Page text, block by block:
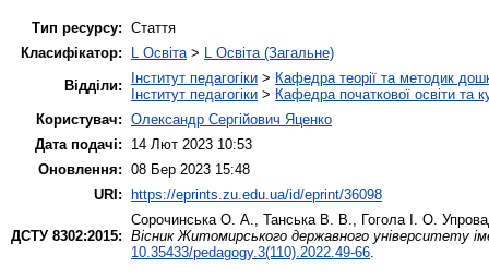
Тип ресурсу: Стаття
Класифікатор:
L Освіта > L Освіта (Загальне)
Відділи:
Інститут педагогіки > Кафедра теорії та методик
Інститут педагогіки > Кафедра початкової освіти та
Користувач: Олександр Сергійович Яценко
Дата подачі:
14 Лют 2023 10:53
Оновлення: 08 Бер 2023 15:48
URI: https://eprints.zu.edu.ua/id/eprint/36098
ДСТУ 8302:2015:
Сорочинська О. А. Танська В. В. Гогола І. О.
Вісник Житомирського державного університету
10.35433/pedagogy.3(110).2022.49-66